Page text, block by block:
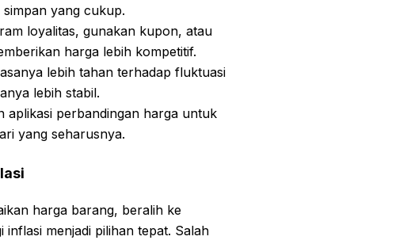
simpan yang cukup.
loyalitas, gunakan kupon, atau
harga lebih kompetitif.
lebih tahan terhadap fluktuasi
lebih stabil.
aplikasi perbandingan harga untuk
yang seharusnya.
harga barang, beralih ke
menjadi pilihan tepat. Salah